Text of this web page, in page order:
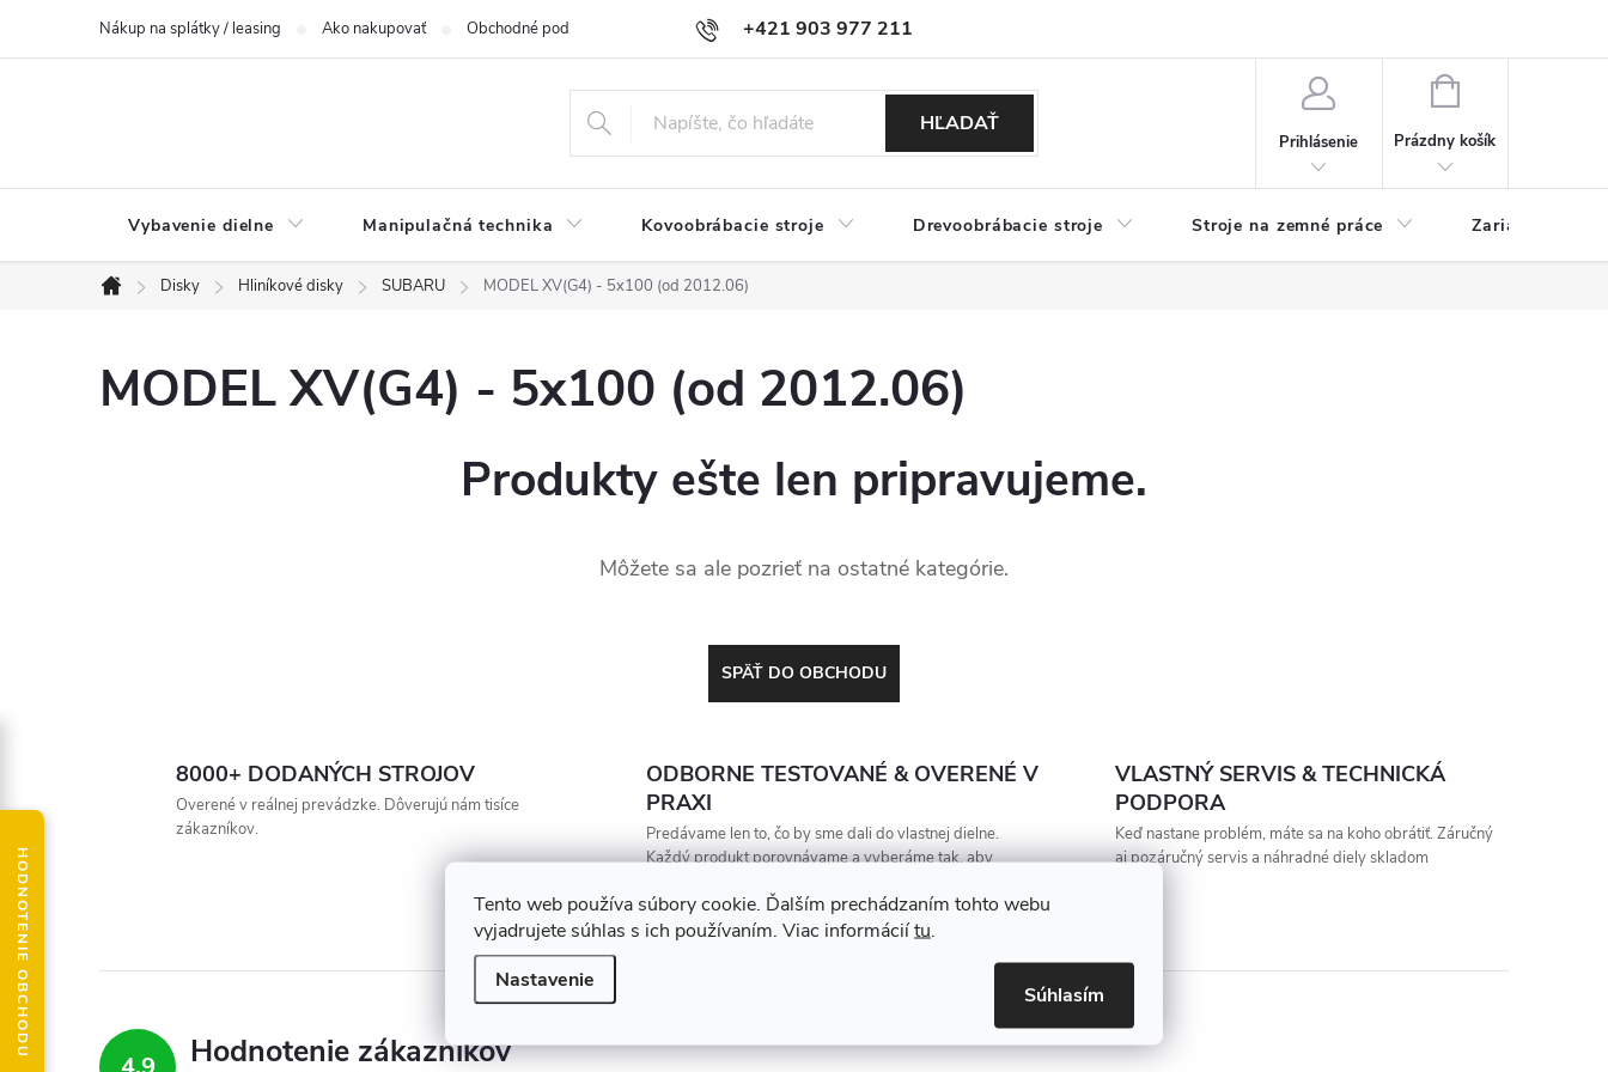
Tento web používa súbory cookie. Ďalším prechádzaním tohto webu
vyjadrujete súhlas s ich používaním. Viac informáciítu.
Nastavenie
Súhlasím
+421 903 977 211
Nákup na splátky / leasing Ako nakupovať Obchodné podmienky Podmienky ochrany osobných údajov
HĽADAŤ
Prihlásenie
NÁKUPNÝ
Prázdny košík
Vybavenie dielne Manipulačná technika Kovoobrábacie stroje Drevoobrábacie stroje Stroje na zemné práce Zariadenia na
Domov
Disky Hliníkové disky SUBARU MODEL XV(G4) - 5x100 (od 2012.06)
MODEL XV(G4) - 5x100 (od 2012.06)
Produkty ešte len pripravujeme.
Môžete sa ale pozrieť na ostatné kategórie.
SPÄŤ DO OBCHODU
8000+ DODANÝCH STROJOV
Overené v reálnej prevádzke. Dôverujú nám tisíce
zákazníkov.
ODBORNE TESTOVANÉ & OVERENÉ V
PRAXI
Predávame len to, čo by sme dali do vlastnej dielne.
Každý produkt porovnávame a vyberáme tak, aby
VLASTNÝ SERVIS & TECHNICKÁ
PODPORA
Keď nastane problém, máte sa na koho obrátiť. Záručný
aj pozáručný servis a náhradné diely skladom
Hodnotenie zákazníkov
HODNOTENIE OBCHODU